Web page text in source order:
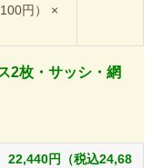
円） ×
2枚・サッシ・網
22,440円（税込24,68